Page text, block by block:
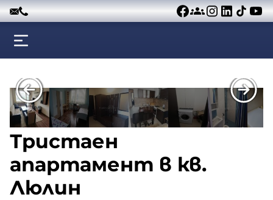
Към съдържанието
Тристаен
апартамент в кв.
Люлин